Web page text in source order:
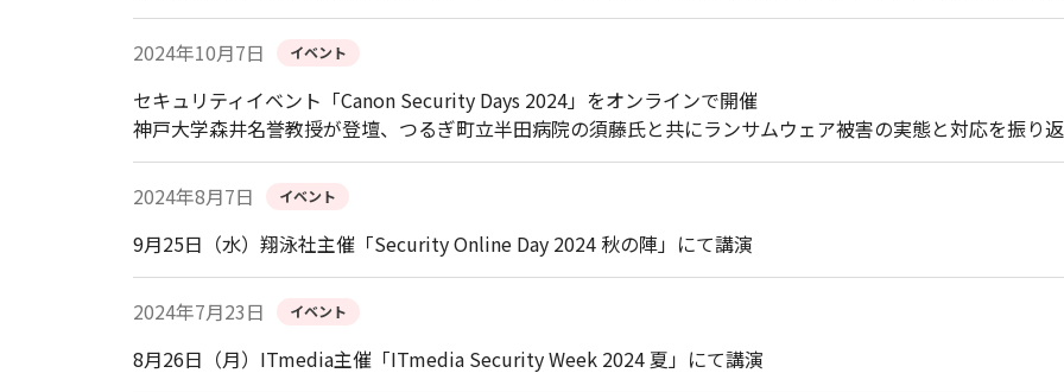
2024年10月7日 イベント
セキュリティイベント「Canon Security Days 2024」をオンラインで開催
神戸大学森井名誉教授が登壇、つるぎ町立半田病院の須藤氏と共にランサムウェア被害の実態と対応を振り
2024年8月7日 イベント
9月25日（水）翔泳社主催「Security Online Day 2024 秋の陣」にて講演
2024年7月23日 イベント
8月26日（月）ITmedia主催「ITmedia Security Week 2024 夏」にて講演